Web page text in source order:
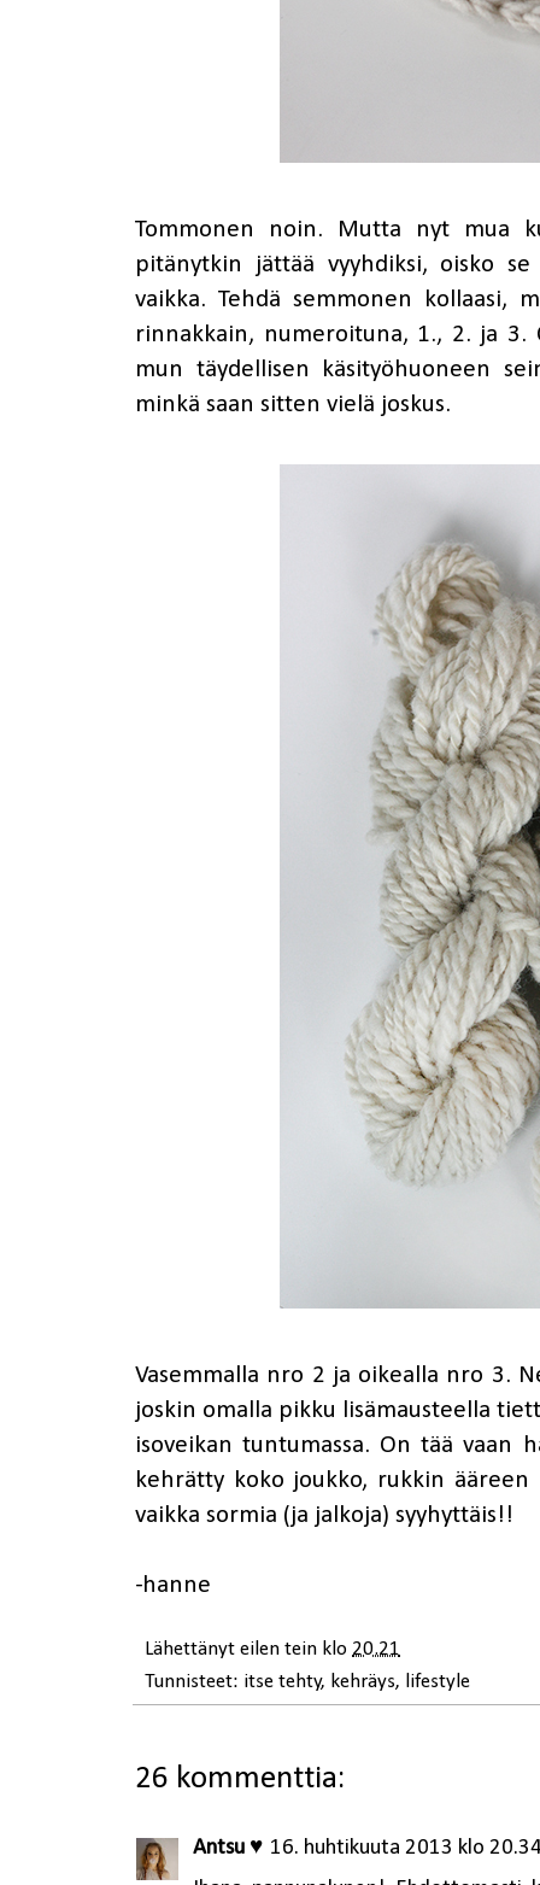
Tommonen noin. Mutta nyt mua
pitänytkin jättää vyyhdiksi, oisko
vaikka. Tehdä semmonen kollaasi,
rinnakkain, numeroituna, 1., 2. ja 3.
mun täydellisen käsityöhuoneen
minkä saan sitten vielä joskus.
Vasemmalla nro 2 ja oikealla nro 3.
joskin omalla pikku lisämausteella
isoveikan tuntumassa. On tää vaan
kehrätty koko joukko, rukkin
vaikka sormia (ja jalkoja) syyhyttäis!!
-hanne
Lähettänyt eilen tein klo 20.21
Tunnisteet: itse tehty, kehräys, lifestyle
26 kommenttia:
Antsu ♥ 16. huhtikuuta 2013 klo